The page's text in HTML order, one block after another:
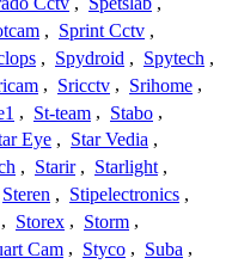
, Sprint Cctv ,
, Spydroid , Spytech ,
, Sricctv , Srihome ,
, St-team , Stabo ,
Eye , Star Vedia ,
, Starir , Starlight ,
Steren , Stipelectronics ,
, Storex , Storm ,
Cam , Styco , Suba ,